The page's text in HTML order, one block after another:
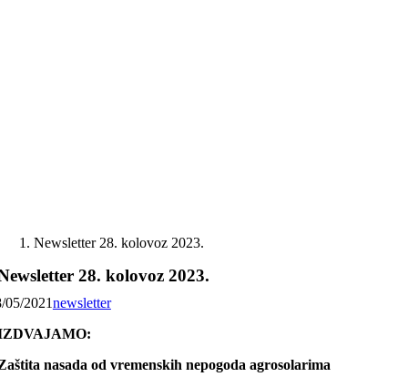
Newsletter 28. kolovoz 2023.
28. kolovoz 2023.
05/2021newsletter
nasada od vremenskih nepogoda agrosolarima